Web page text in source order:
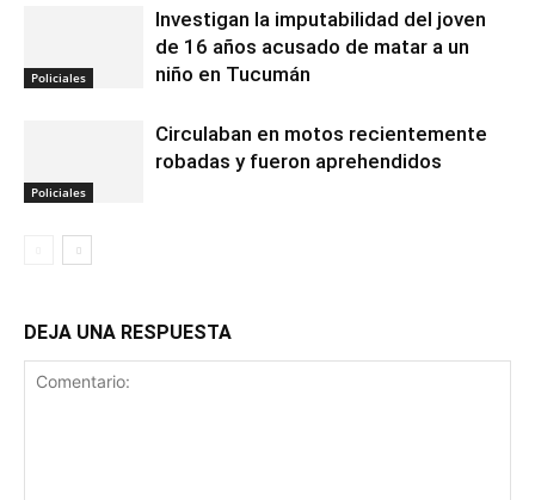
Policiales
Investigan la imputabilidad del joven
de 16 años acusado de matar a un
niño en Tucumán
Policiales
Circulaban en motos recientemente
robadas y fueron aprehendidos
DEJA UNA RESPUESTA